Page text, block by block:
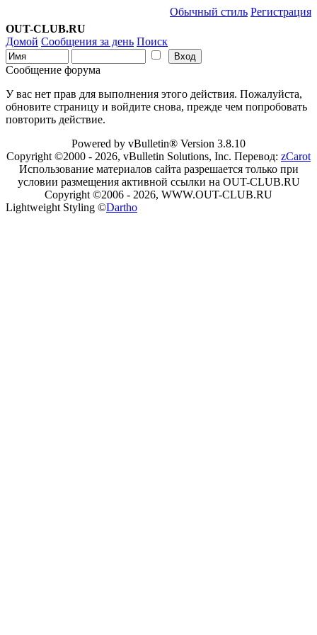
Обычный стиль Регистрация
OUT-CLUB.RU
Домой Сообщения за день Поиск
Сообщение форума
У вас нет прав для выполнения этого действия. Пожалуйста,
обновите страницу и войдите снова, прежде чем попробовать
повторить действие.
Powered by vBulletin® Version 3.8.10
Copyright ©2000 - 2026, vBulletin Solutions, Inc. Перевод: zCarot
Использование материалов сайта разрешается только при
условии размещения активной ссылки на OUT-CLUB.RU
Copyright ©2006 - 2026, WWW.OUT-CLUB.RU
Lightweight Styling ©Dartho